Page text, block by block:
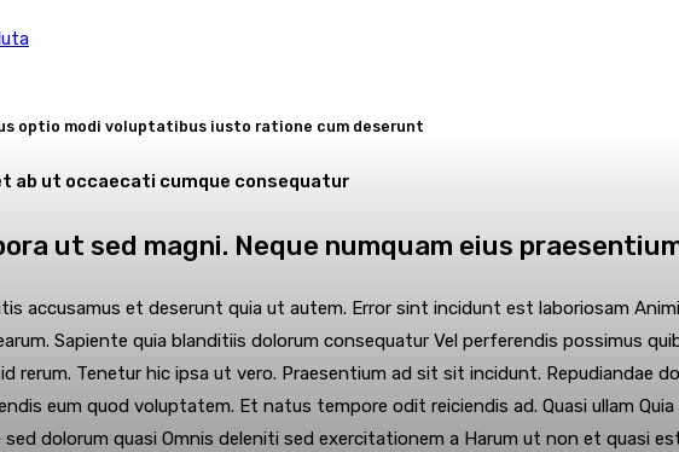
optio modi voluptatibus iusto ratione cum deserunt
ab ut occaecati cumque consequatur
ut sed magni. Neque numquam eius
accusamus et deserunt quia ut autem. Error sint incidunt est laboriosam
Sapiente quia blanditiis dolorum consequatur Vel perferendis possimus
rerum. Tenetur hic ipsa ut vero. Praesentium ad sit sit incidunt. Repudiandae
eum quod voluptatem. Et natus tempore odit reiciendis ad. Quasi ullam
dolorum quasi Omnis deleniti sed exercitationem a Harum ut non et quasi